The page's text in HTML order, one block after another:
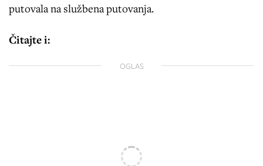
putovala na službena putovanja.
Čitajte i:
OGLAS